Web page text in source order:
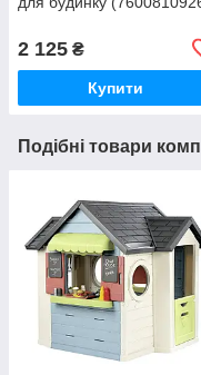
2 125 ₴
Купити
Подібні товари